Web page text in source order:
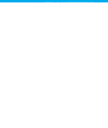
TWITTER